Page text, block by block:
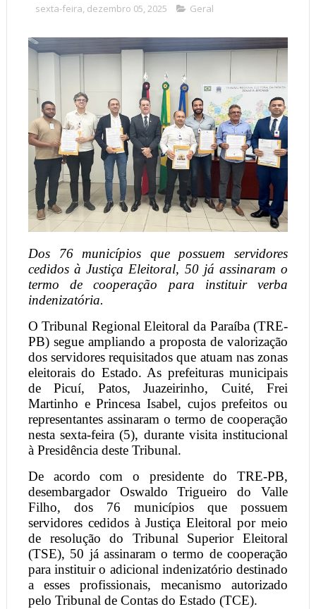
sexta-feira, dezembro 05, 2025 Geral
Dos 76 municípios que possuem servidores
cedidos à Justiça Eleitoral, 50 já assinaram o
termo de cooperação para instituir verba
indenizatória.
O Tribunal Regional Eleitoral da Paraíba (TRE-
PB) segue ampliando a proposta de valorização
dos servidores requisitados que atuam nas zonas
eleitorais do Estado. As prefeituras municipais
de Picuí, Patos, Juazeirinho, Cuité, Frei
Martinho e Princesa Isabel, cujos prefeitos ou
representantes assinaram o termo de cooperação
nesta sexta-feira (5), durante visita institucional
à Presidência deste Tribunal.
De acordo com o presidente do TRE-PB,
desembargador Oswaldo Trigueiro do Valle
Filho, dos 76 municípios que possuem
servidores cedidos à Justiça Eleitoral por meio
de resolução do Tribunal Superior Eleitoral
(TSE), 50 já assinaram o termo de cooperação
para instituir o adicional indenizatório destinado
a esses profissionais, mecanismo autorizado
pelo Tribunal de Contas do Estado (TCE).